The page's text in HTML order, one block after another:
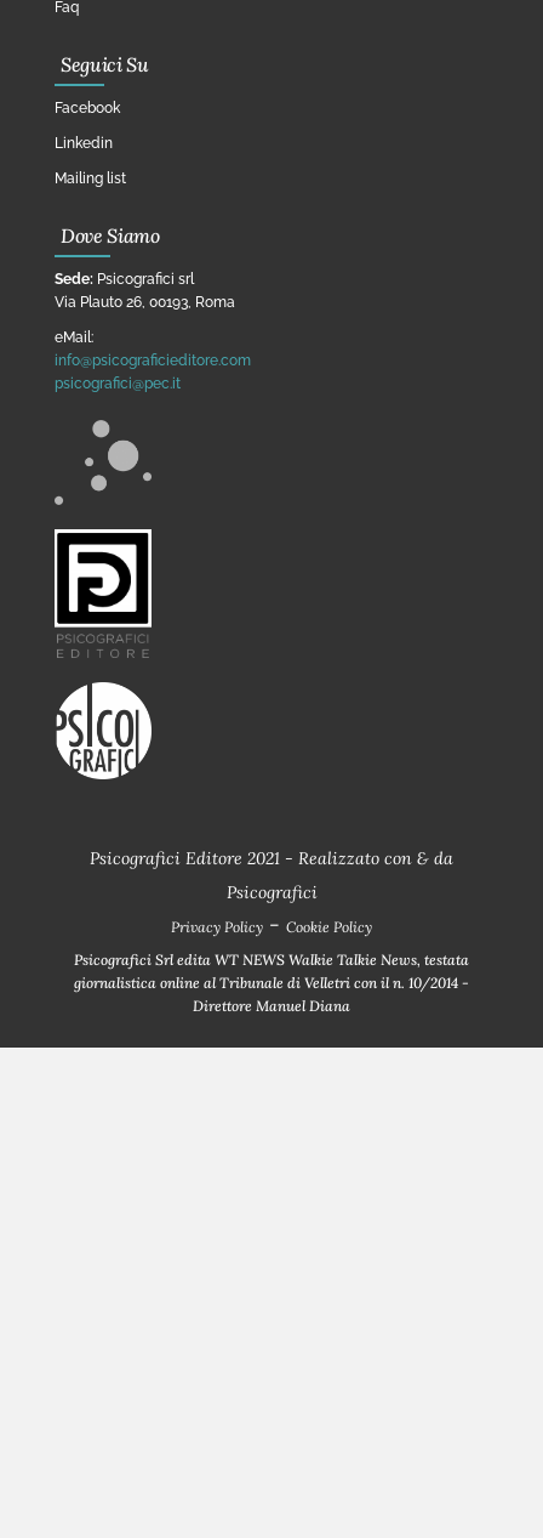
Faq
Seguici Su
Facebook
Linkedin
Mailing list
Dove Siamo
Sede: Psicografici srl
Via Plauto 26, 00193, Roma
eMail:
info@psicograficieditore.com
psicografici@pec.it
Psicografici Editore 2021 - Realizzato con & da
Psicografici
Privacy Policy - Cookie Policy
Psicografici Srl edita WT NEWS Walkie Talkie News, testata
giornalistica online al Tribunale di Velletri con il n. 10/2014 -
Direttore Manuel Diana